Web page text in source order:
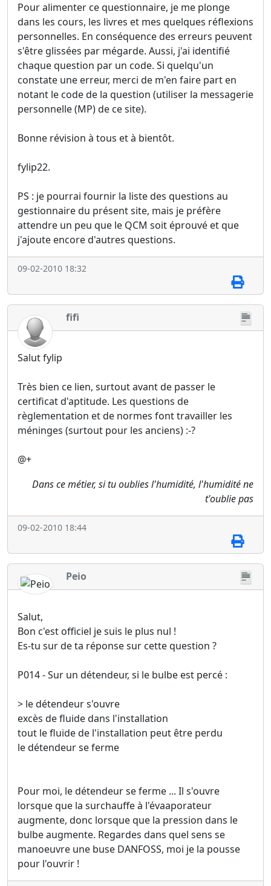
Pour alimenter ce questionnaire, je me plonge
dans les cours, les livres et mes quelques réflexions
personnelles. En conséquence des erreurs peuvent
s'être glissées par mégarde. Aussi, j'ai identifié
chaque question par un code. Si quelqu'un
constate une erreur, merci de m'en faire part en
notant le code de la question (utiliser la messagerie
personnelle (MP) de ce site).
Bonne révision à tous et à bientôt.
fylip22.
PS : je pourrai fournir la liste des questions au
gestionnaire du présent site, mais je préfère
attendre un peu que le QCM soit éprouvé et que
j'ajoute encore d'autres questions.
09-02-2010 18:32
fifi
Salut fylip
Très bien ce lien, surtout avant de passer le
certificat d'aptitude. Les questions de
règlementation et de normes font travailler les
méninges (surtout pour les anciens) :-?
@+
Dans ce métier, si tu oublies l'humidité, l'humidité ne
t'oublie pas
09-02-2010 18:44
Peio
Salut,
Bon c'est officiel je suis le plus nul !
Es-tu sur de ta réponse sur cette question ?
P014 - Sur un détendeur, si le bulbe est percé :
> le détendeur s'ouvre
excès de fluide dans l'installation
tout le fluide de l'installation peut être perdu
le détendeur se ferme
Pour moi, le détendeur se ferme ... Il s'ouvre
lorsque que la surchauffe à l'évaaporateur
augmente, donc lorsque que la pression dans le
bulbe augmente. Regardes dans quel sens se
manoeuvre une buse DANFOSS, moi je la pousse
pour l'ouvrir !